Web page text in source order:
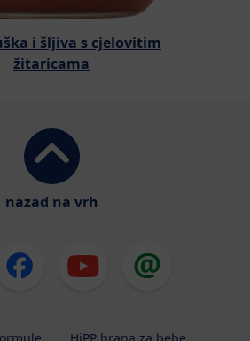
i šljiva s cjelovitim
žitaricama
nazad na vrh